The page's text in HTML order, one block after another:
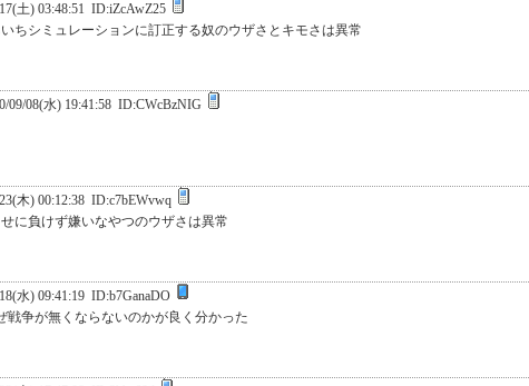
土) 03:48:51 ID:iZcAwZ25
ちシミュレーションに訂正する奴のウザさとキモさは異常
09/08(水) 19:41:58 ID:CWcBzNIG
木) 00:12:38 ID:c7bEWvwq
に負けず嫌いなやつのウザさは異常
水) 09:41:19 ID:b7GanaDO
戦争が無くならないのかが良く分かった